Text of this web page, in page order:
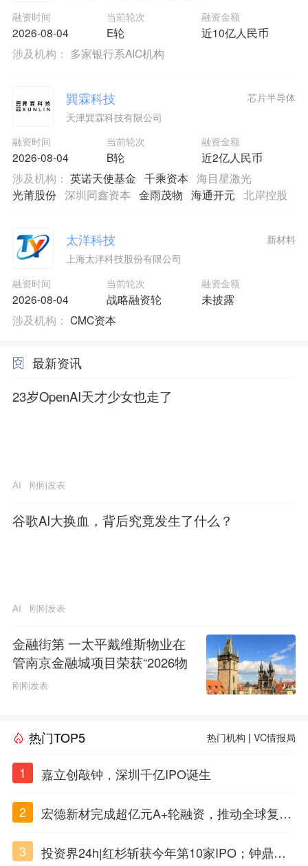
融资时间
2026-08-04
当前轮次
E轮
融资金额
近10亿人民币
涉及机构： 多家银行系AIC机构
巽霖科技
天津巽霖科技有限公司
融资时间
2026-08-04
当前轮次
B轮
融资金额
近2亿人民币
芯片半导体
涉及机构： 英诺天使基金 千乘资本 海目星激光
光莆股份 深圳同鑫资本 金雨茂物 海通开元 北岸控股
太洋科技
上海太洋科技股份有限公司
融资时间
2026-08-04
当前轮次
战略融资轮
融资金额
未披露
新材料
涉及机构： CMC资本
最新资讯
23岁OpenAI天才少女也走了
AI 刚刚发表
谷歌AI大换血，背后究竟发生了什么？
AI 刚刚发表
金融街第 一太平戴维斯物业在
管南京金融城项目荣获“2026物
业服务行业示范基地”称号
刚刚发表
热门TOP5 热门机构 |VC情报局
1 嘉立创敲钟，深圳千亿IPO诞生
2
宏德新材完成超亿元A+轮融资，推动全球复合
3
投资界24h|红杉斩获今年第10家IPO；钟鼎投